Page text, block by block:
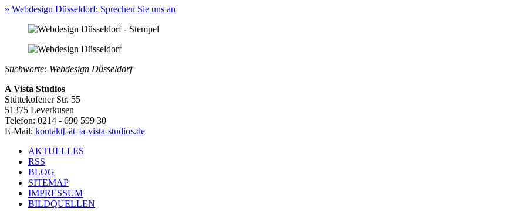
» Webdesign Düsseldorf: Sprechen Sie uns an
Stichworte: Webdesign Düsseldorf
A Vista Studios
Stüttekofener Str. 55
51375 Leverkusen
Telefon: 0214 - 690 599 30
E-Mail: kontakt[-ät-]a-vista-studios.de
AKTUELLES
RSS
BLOG
SITEMAP
IMPRESSUM
BILDQUELLEN